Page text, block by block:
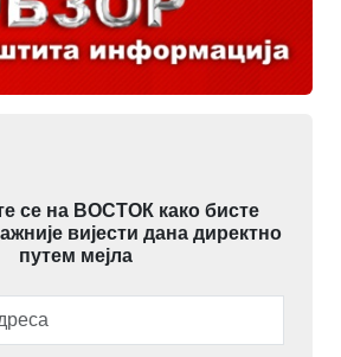
се на ВОСТОК како бисте
вијести дана директно
путем мејла